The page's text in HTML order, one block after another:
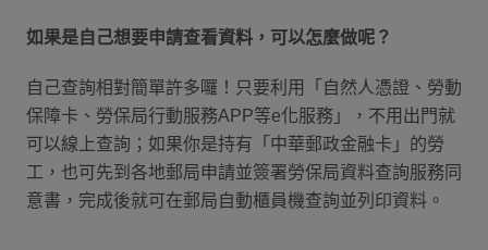
如果是自己想要申請查看資料，可以怎麼做呢？
自己查詢相對簡單許多囉！只要利用「自然人憑證、勞動
保障卡、勞保局行動服務APP等e化服務」，不用出門就
可以線上查詢；如果你是持有「中華郵政金融卡」的勞
工，也可先到各地郵局申請並簽署勞保局資料查詢服務同
意書，完成後就可在郵局自動櫃員機查詢並列印資料。